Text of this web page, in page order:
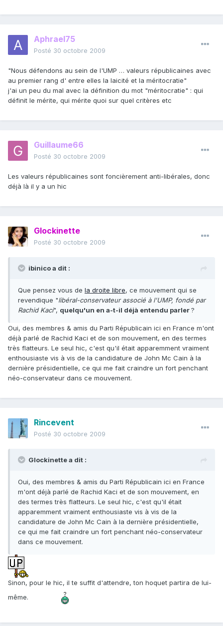
Aphrael75
Posté 30 octobre 2009
"Nous défendons au sein de l'UMP … valeurs républicaines avec
au premier rang d' entre elles la laicité et la méritocratie"
j'ai un peu du mal avec la définition du mot "méritocratie" : qui
définit le mérite, qui mérite quoi sur quel critères etc
Guillaume66
Posté 30 octobre 2009
Les valeurs républicaines sont foncièrement anti-libérales, donc
déjà là il y a un hic
Glockinette
Posté 30 octobre 2009
ibinico a dit :
Que pensez vous de la droite libre, ce mouvement qui se
revendique "libéral-conservateur associé à l'UMP, fondé par
Rachid Kaci", quelqu'un en a-t-il déjà entendu parler?
Oui, des membres & amis du Parti Républicain ici en France m'ont
déjà parlé de Rachid Kaci et de son mouvement, en des termes
très flatteurs. Le seul hic, c'est qu'il était apparemment vraiment
enthousiaste vis à vis de la candidature de John Mc Cain à la
dernière présidentielle, ce qui me fait craindre un fort penchant
néo-conservateur dans ce mouvement.
Rincevent
Posté 30 octobre 2009
Glockinette a dit :
Oui, des membres & amis du Parti Républicain ici en France
m'ont déjà parlé de Rachid Kaci et de son mouvement, en
des termes très flatteurs. Le seul hic, c'est qu'il était
apparemment vraiment enthousiaste vis à vis de la
candidature de John Mc Cain à la dernière présidentielle,
ce qui me fait craindre un fort penchant néo-conservateur
dans ce mouvement.
Sinon, pour le hic, il te suffit d'attendre, ton hoquet partira de lui-
même.